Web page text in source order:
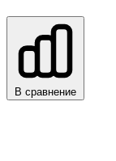
В сравнение